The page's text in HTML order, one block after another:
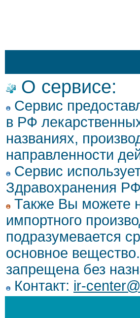
О сервисе:
Сервис
в РФ
названиях,
направленности
Сервис
Здравохранения
Также Вы можете
импортного
подразумевается
основное
запрещена без
Контакт: ir-